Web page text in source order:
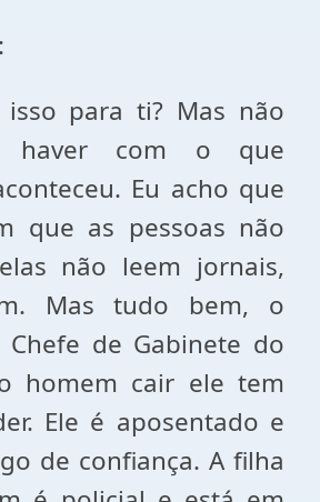
isso para ti? Mas não
haver com o que
Eu acho que
que as pessoas não
não leem jornais,
Mas tudo bem, o
Chefe de Gabinete do
homem cair ele tem
Ele é aposentado e
de confiança. A filha